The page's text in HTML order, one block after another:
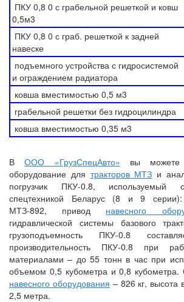
ПКУ 0,8 0 с грабельной решеткой и ковш
0,5м3
ПКУ 0,8 0 с граб. решеткой к задней
навеске
подъемного устройства с гидросистемой
и ограждением радиатора
ковша вместимостью 0,5 м3
грабельной решетки без гидроцилиндра
ковша вместимостью 0,35 м3
ВООО «ГрузСпецАвто» вы можете
оборудование для тракторов МТЗ и
погрузчик ПКУ-0.8,
спецтехникой Беларус (8 и 9
МТЗ-892, привод навесного
гидравлической системы базового
грузоподъемность ПКУ-0.8
производительность ПКУ-0.8 при
материалами – до 55 тонн в час при
объемом 0,5 кубометра и 0,8 кубометра.
навесного оборудования – 826 кг, высота
2,5 метра.